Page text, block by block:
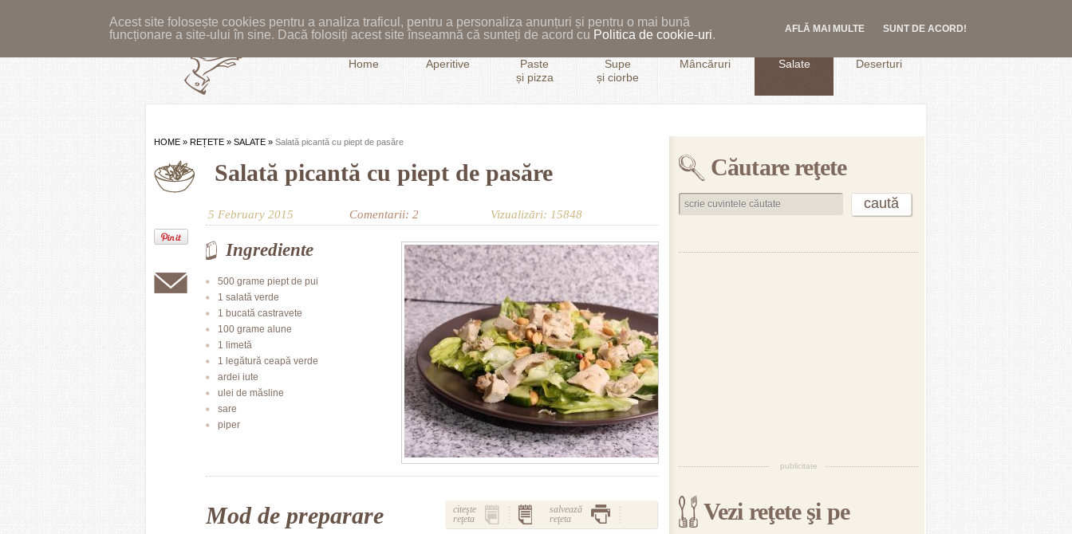
Acest site folosește cookies pentru a analiza traficul, pentru a personaliza anunțuri și pentru o mai bună
funcționare a site-ului în sine. Dacă folosiți acest site înseamnă că sunteți de acord cu Politica de cookie-uri. AFLĂ MAI MULTE SUNT DE ACORD!
Home Aperitive
Paste
și pizza
Supe
și ciorbe
Mâncăruri Salate Deserturi
HOME » REȚETE » SALATE » Salată picantă cu piept de pasăre
Salată picantă cu piept de pasăre
5 February 2015 Comentarii: 2 Vizualizări: 15848
Ingrediente
500 grame piept de pui
1 salată verde
1 bucată castravete
100 grame alune
1 limetă
1 legătură ceapă verde
ardei iute
ulei de măsline
sare
piper
Mod de preparare
citeşte
reţeta
salvează
reţeta
Căutare reţete
publicitate
Vezi reţete şi pe